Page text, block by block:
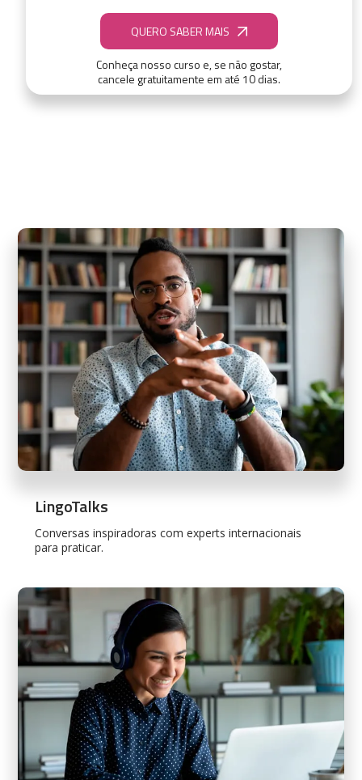
QUERO SABER MAIS
Conheça nosso curso e, se não gostar,
cancele gratuitamente em até 10 dias.
LingoTalks
Conversas inspiradoras com experts internacionais
para praticar.